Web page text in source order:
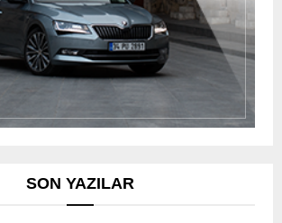
SON YAZILAR